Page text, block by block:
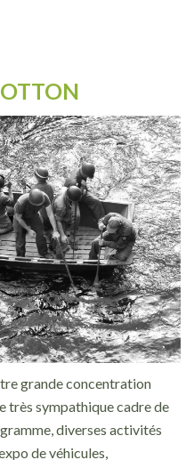
grande concentration
très sympathique cadre de
diverses activités
de véhicules,